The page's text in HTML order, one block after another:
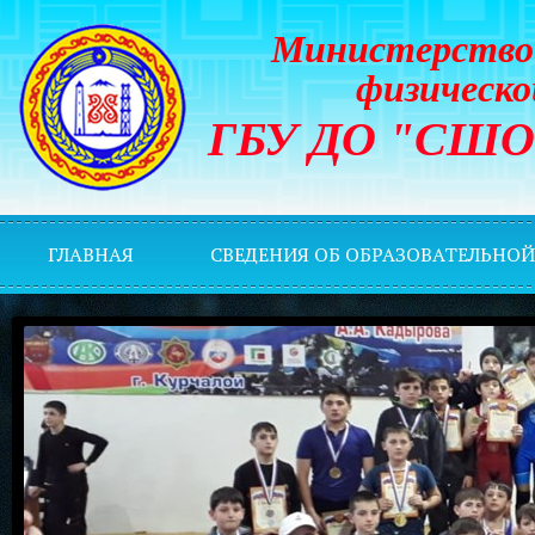
Министерство
ГБУ ДО "СШОР
ГЛАВНАЯ СВЕДЕНИЯ ОБ